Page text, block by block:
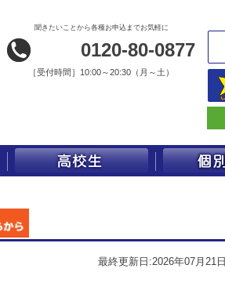
聞きたいことから各種お申込までお気軽に
0120-80-0877
［受付時間］10:00～20:30（月～土）
最終更新日:2026年07月21日